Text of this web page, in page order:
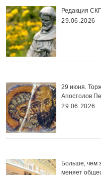
Редакция
29.06.2026
29 июня.
Апостолов
29.06.2026
Больше, чем
меняет